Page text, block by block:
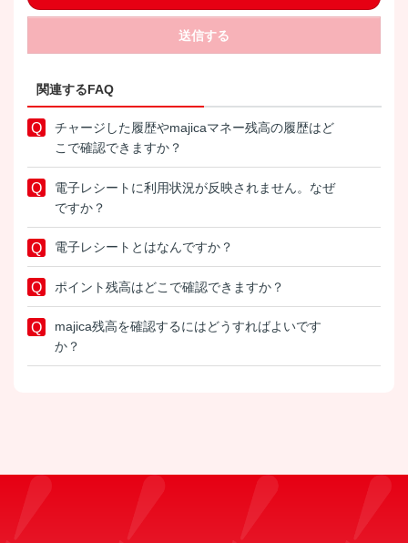
送信する
関連するFAQ
チャージした履歴やmajicaマネー残高の履歴はど
こで確認できますか？
電子レシートに利用状況が反映されません。なぜ
ですか？
電子レシートとはなんですか？
ポイント残高はどこで確認できますか？
majica残高を確認するにはどうすればよいです
か？